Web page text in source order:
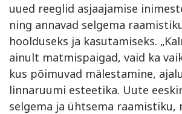
uued reeglid asjaajamise
ning annavad selgema
hoolduseks ja kasutamiseks.
ainult matmispaigad, vaid ka
kus põimuvad mälestamine,
linnaruumi esteetika. Uute
selgema ja ühtsema raamistiku,